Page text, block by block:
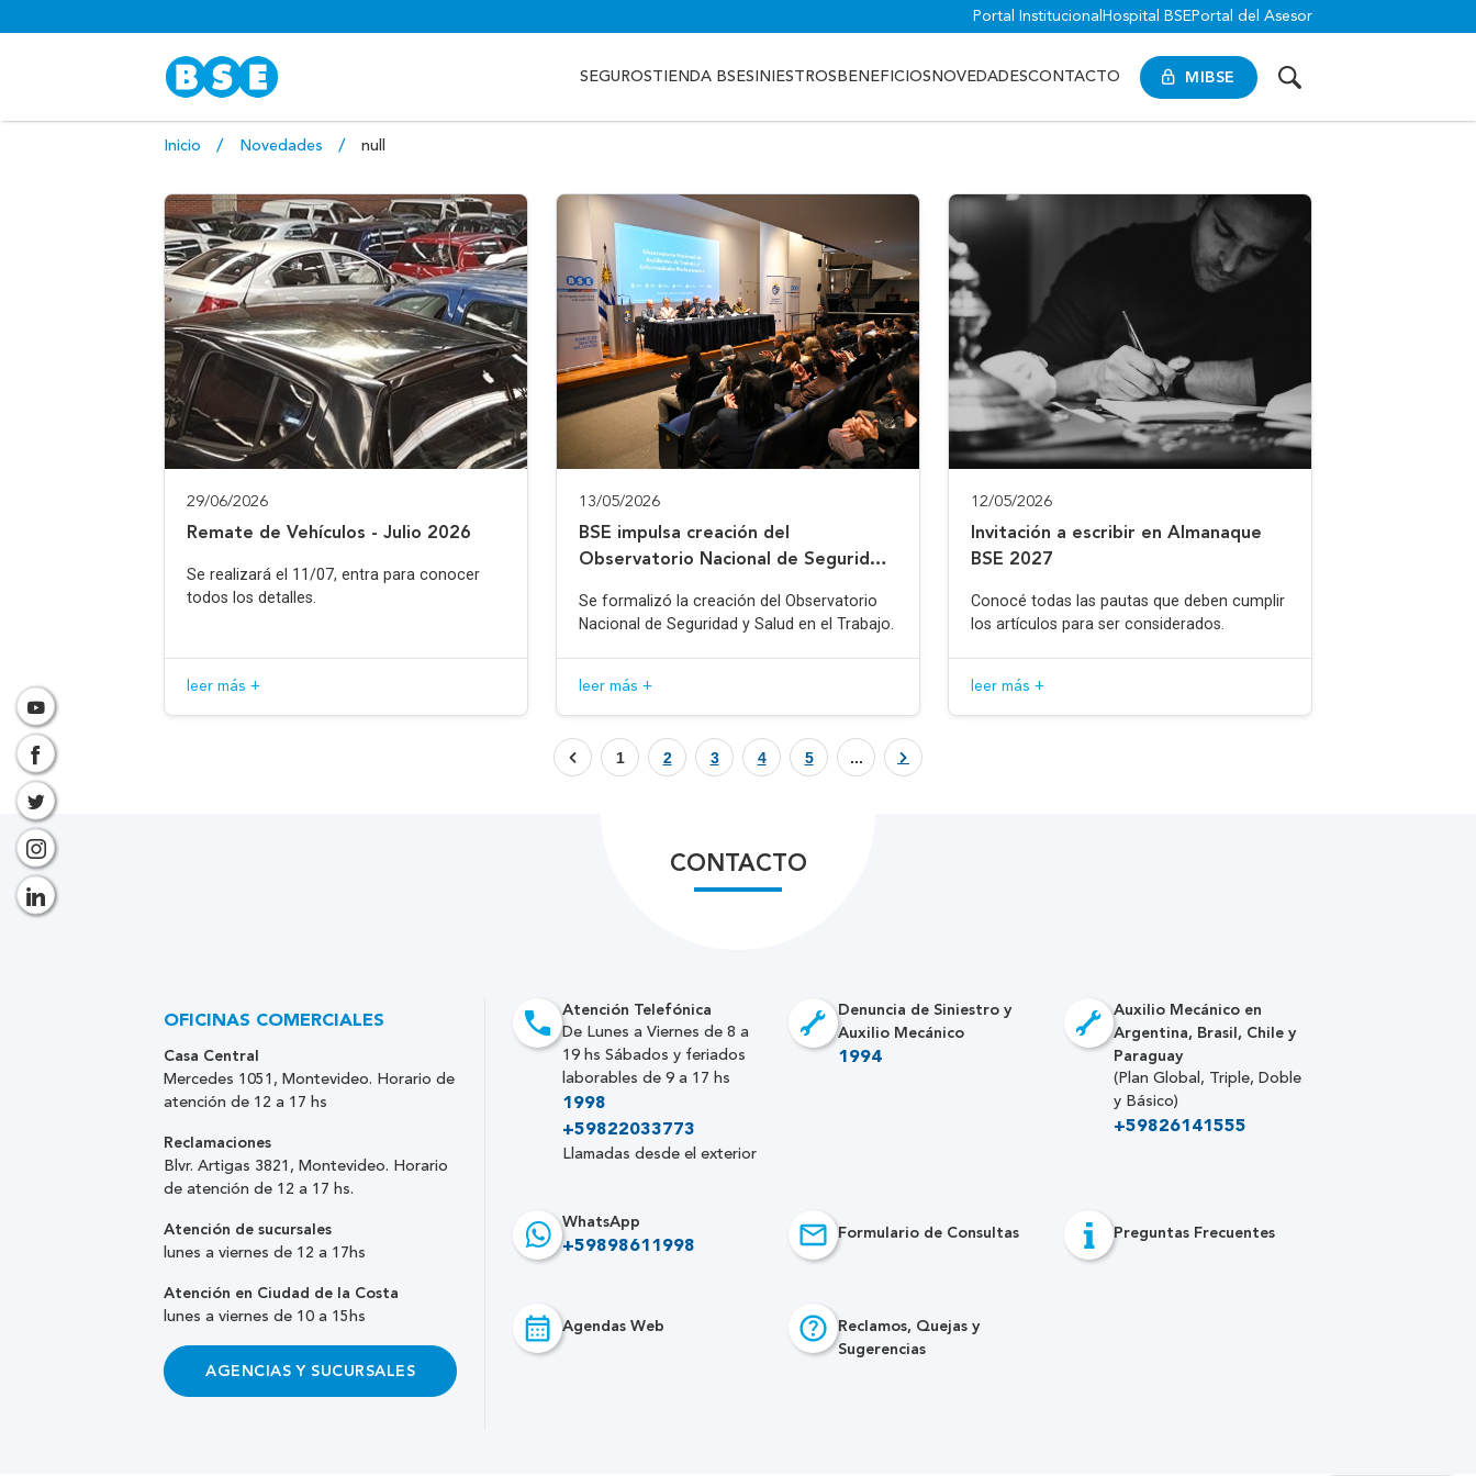
Portal Institucional Hospital BSE Portal del Asesor
MIBSE
SEGUROSTIENDA BSESINIESTROS BENEFICIOS NOVEDADESCONTACTO
Inicio Novedades null
29/06/2026
Remate de Vehículos - Julio 2026
Se realizará el 11/07, entra para conocer
todos los detalles.
leer más +
13/05/2026
BSE impulsa creación del
Observatorio Nacional de Seguridad
Se formalizó la creación del Observatorio
Nacional de Seguridad y Salud en el Trabajo.
leer más +
12/05/2026
Invitación a escribir en Almanaque
BSE 2027
Conocé todas las pautas que deben cumplir
los artículos para ser considerados.
leer más +
1 2 3 4 5 ...
CONTACTO
Atención Telefónica
De Lunes a Viernes de 8 a
19 hs Sábados y feriados
laborables de 9 a 17 hs
1998
+59822033773
Llamadas desde el exterior
Denuncia de Siniestro y
Auxilio Mecánico
1994
Auxilio Mecánico en
Argentina, Brasil, Chile y
Paraguay
(Plan Global, Triple, Doble
y Básico)
+59826141555
WhatsApp
+59898611998
Formulario de Consultas Preguntas Frecuentes
Agendas Web
Reclamos, Quejas y
Sugerencias
OFICINAS COMERCIALES
Casa Central
Mercedes 1051, Montevideo. Horario de
atención de 12 a 17 hs
Reclamaciones
Blvr. Artigas 3821, Montevideo. Horario
de atención de 12 a 17 hs.
Atención de sucursales
lunes a viernes de 12 a 17hs
Atención en Ciudad de la Costa
lunes a viernes de 10 a 15hs
AGENCIAS Y SUCURSALES